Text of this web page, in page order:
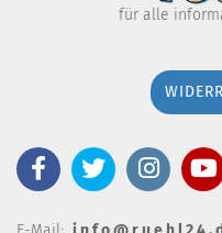
für alle